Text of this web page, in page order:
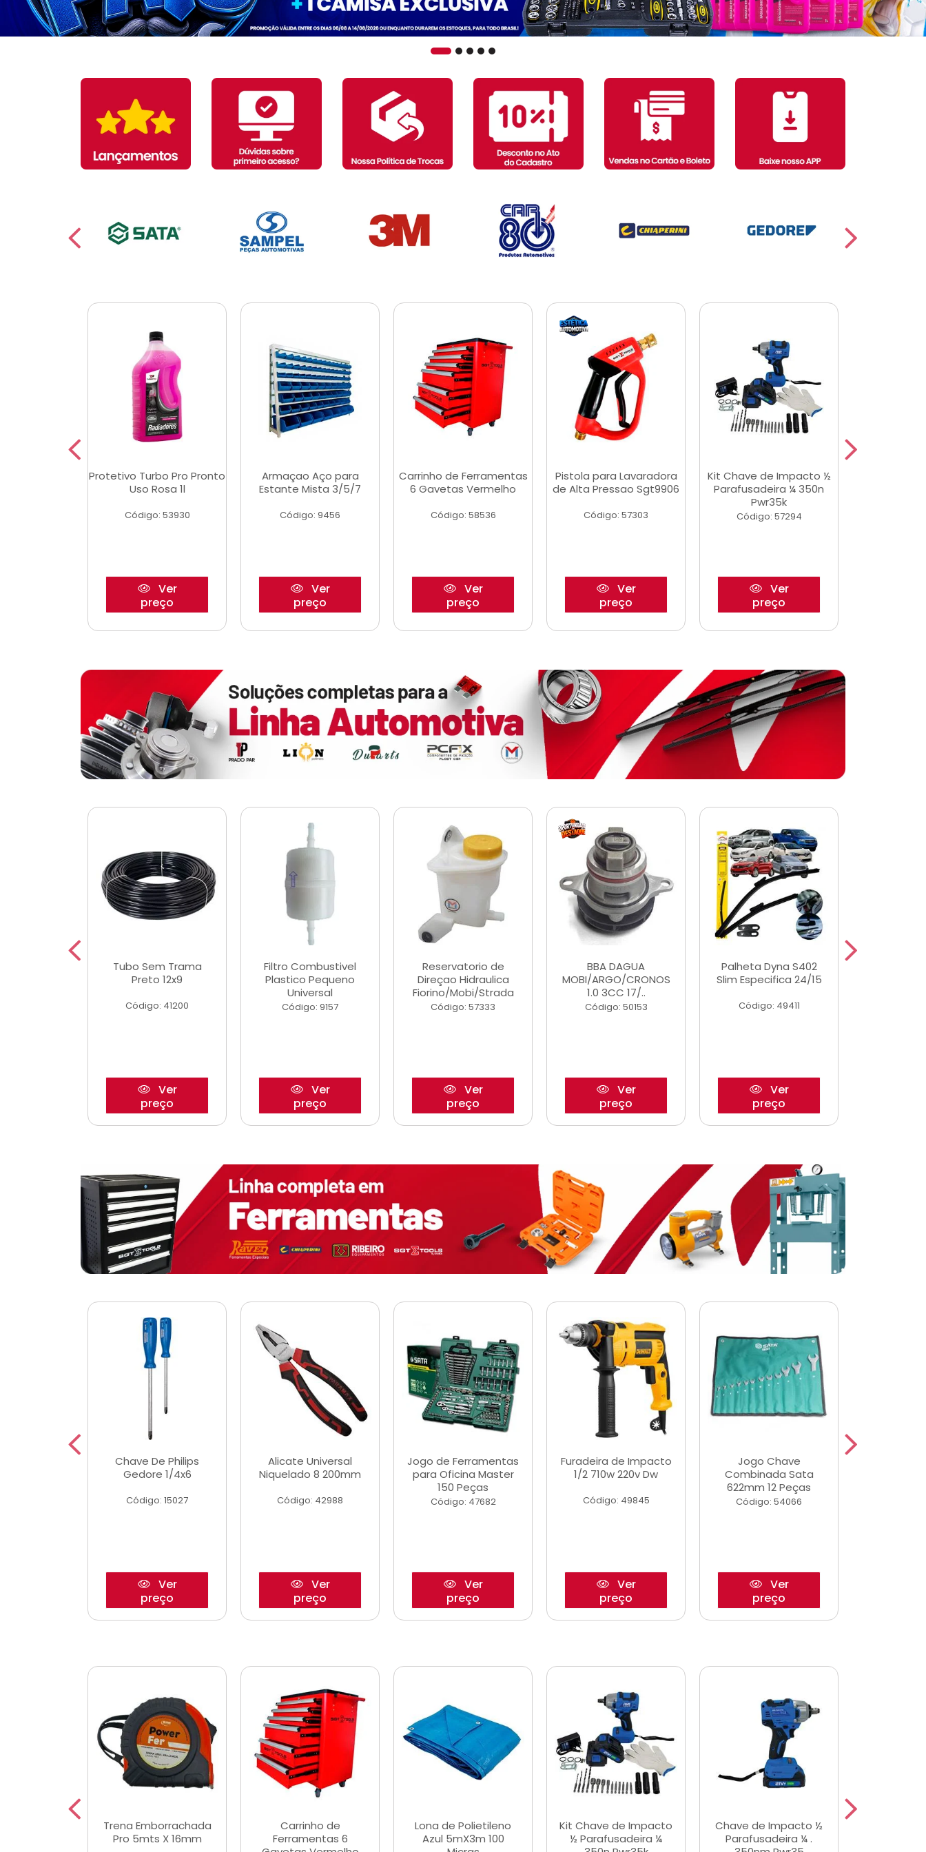
Protetivo Turbo Pro Pronto
Uso Rosa 1l
Código: 53930
Ver
preço
Armaçao Aço para
Estante Mista 3/5/7
Código: 9456
Ver
preço
Carrinho de Ferramentas
6 Gavetas Vermelho
Código: 58536
Ver
preço
Pistola para Lavaradora
de Alta Pressao Sgt9906
Código: 57303
Ver
preço
Kit Chave de Impacto ½
Parafusadeira ¼ 350n
Pwr35k
Código: 57294
Ver
preço
Tubo Sem Trama
Preto 12x9
Código: 41200
Ver
preço
Filtro Combustivel
Plastico Pequeno
Universal
Código: 9157
Ver
preço
Reservatorio de
Direçao Hidraulica
Fiorino/Mobi/Strada
Código: 57333
Ver
preço
BBA DAGUA
MOBI/ARGO/CRONOS
1.0 3CC 17/..
Código: 50153
Ver
preço
Palheta Dyna S402
Slim Especifica 24/15
Código: 49411
Ver
preço
Chave De Philips
Gedore 1/4x6
Código: 15027
Ver
preço
Alicate Universal
Niquelado 8 200mm
Código: 42988
Ver
preço
Jogo de Ferramentas
para Oficina Master
150 Peças
Código: 47682
Ver
preço
Furadeira de Impacto
1/2 710w 220v Dw
Código: 49845
Ver
preço
Jogo Chave
Combinada Sata
622mm 12 Peças
Código: 54066
Ver
preço
Trena Emborrachada
Pro 5mts X 16mm
Carrinho de
Ferramentas 6
Lona de Polietileno
Azul 5mX3m 100
Kit Chave de Impacto
½ Parafusadeira ¼
Chave de Impacto ½
Parafusadeira ¼ .